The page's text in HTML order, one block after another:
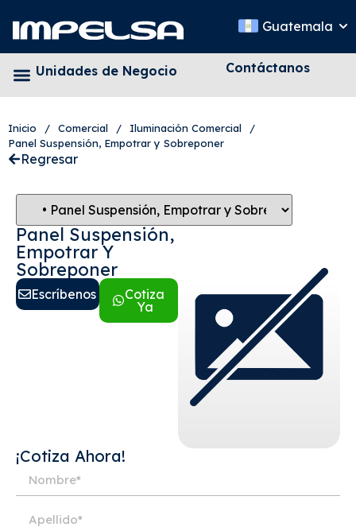
Guatemala
Unidades de Negocio Contáctanos
Inicio / Comercial / Iluminación Comercial
/
Panel Suspensión, Empotrar y Sobreponer
Regresar
Panel Suspensión,
Empotrar Y
Sobreponer
Escríbenos
Cotiza
Ya
¡Cotiza Ahora!